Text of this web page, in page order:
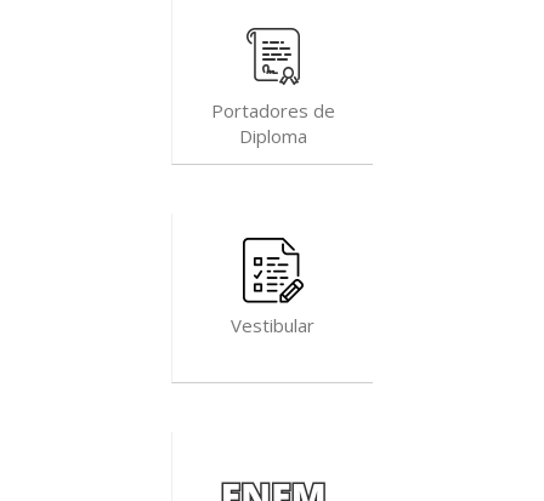
Portadores de
Diploma
Vestibular